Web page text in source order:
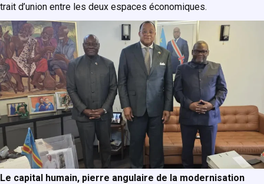
trait d’union entre les deux espaces économiques.
Le capital humain, pierre angulaire de la modernisation